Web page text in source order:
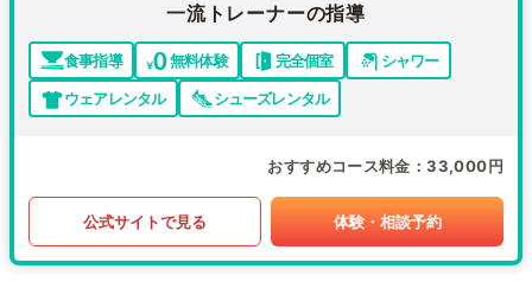
一流トレーナーの指導
食事指導 無料体験 完全個室
シャワー
ウェアレンタル
シューズレンタル
おすすめコース料金 33,000円
公式サイトで見る 体験・相談予約